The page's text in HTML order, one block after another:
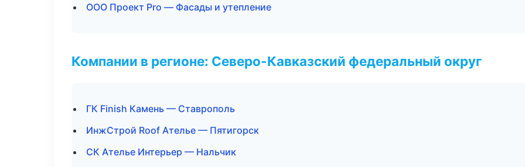
ООО Проект Pro — Фасады и утепление
Компании в регионе: Северо-Кавказский федеральный округ
ГК Finish Камень — Ставрополь
ИнжСтрой Roof Ателье — Пятигорск
СК Ателье Интерьер — Нальчик